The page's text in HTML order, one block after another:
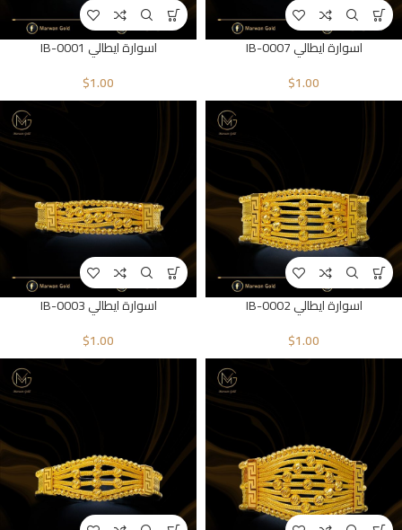
اسوارة ايطالي IB-0007
$1.00
اسوارة ايطالي IB-0001
$1.00
اسوارة ايطالي IB-0002
$1.00
اسوارة ايطالي IB-0003
$1.00